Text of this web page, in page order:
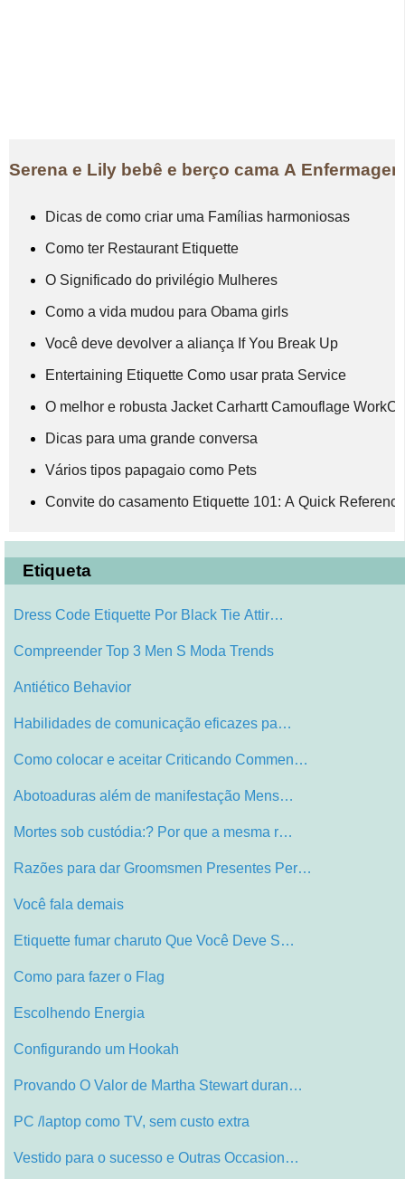
Serena e Lily bebê e berço cama A
Dicas de como criar uma Famílias harmoniosas
Como ter Restaurant Etiquette
O Significado do privilégio Mulheres
Como a vida mudou para Obama girls
Você deve devolver a aliança If You Break Up
Entertaining Etiquette Como usar prata Service
O melhor e robusta Jacket Carhartt Camouflage
Dicas para uma grande conversa
Vários tipos papagaio como Pets
Convite do casamento Etiquette 101: A Quick
Etiqueta
Dress Code Etiquette Por Black Tie Attir…
Compreender Top 3 Men S Moda Trends
Antiético Behavior
Habilidades de comunicação eficazes pa…
Como colocar e aceitar Criticando Commen…
Abotoaduras além de manifestação Mens…
Mortes sob custódia:? Por que a mesma r…
Razões para dar Groomsmen Presentes Per…
Você fala demais
Etiquette fumar charuto Que Você Deve S…
Como para fazer o Flag
Escolhendo Energia
Configurando um Hookah
Provando O Valor de Martha Stewart duran…
PC /laptop como TV, sem custo extra
Vestido para o sucesso e Outras Occasion…